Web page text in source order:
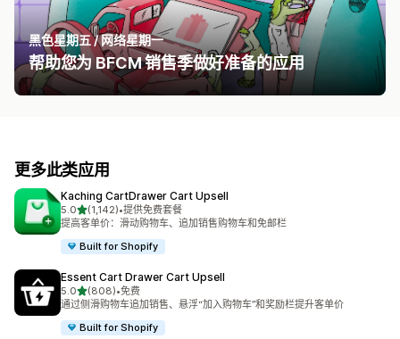
黑色星期五 / 网络星期一
帮助您为 BFCM 销售季做好准备的应用
更多此类应用
Kaching CartDrawer Cart Upsell
5.0星（满分 5 星）
(1,142)
总共 1142 条评论
•提供免费套餐
提高客单价：滑动购物车、追加销售购物车和免邮栏
Built for Shopify
Essent Cart Drawer Cart Upsell
5.0星（满分 5 星）
(808)
总共 808 条评论
•免费
通过侧滑购物车追加销售、悬浮“加入购物车”和奖励栏提升客单价
Built for Shopify